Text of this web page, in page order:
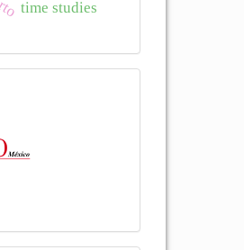
time studies